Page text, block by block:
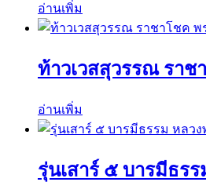
อ่านเพิ่ม
ท้าวเวสสุวรรณ ราช
อ่านเพิ่ม
รุ่นเสาร์ ๕ บารมีธร